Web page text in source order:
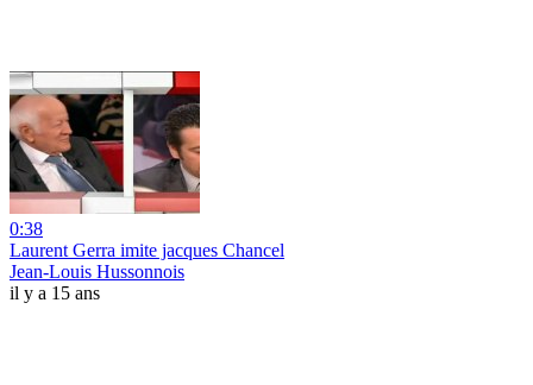
0:38
Laurent Gerra imite jacques Chancel
Jean-Louis Hussonnois
il y a 15 ans